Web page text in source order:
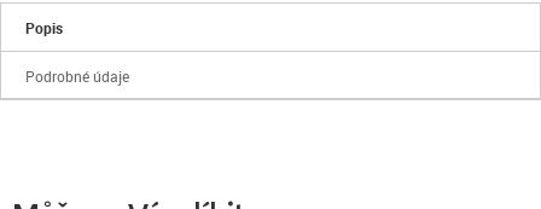
Popis
Podrobné údaje